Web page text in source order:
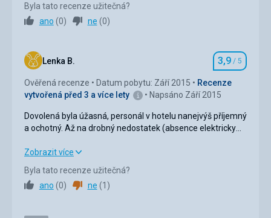
Ubytování
Služby 4,0/ 5
Cena
Byla tato recenze užitečná?
ano (0) ne (0)
Lenka B. Hodnocení
3,9 / 5
Ověřená recenze Datum pobytu: Září 2015
Recenze
vytvořená před 3 a více lety
Napsáno Září 2015
Dovolená byla úžasná, personál v hotelu nanejvýš příjemný
a ochotný. Až na drobný nedostatek (absence elektricky
neměl chybu. Hotel sice vzdálen od Termálního koupaliště
Dovolená byla úžasná, personál v hotelu nanejvýš příjemný
vyhřívaného "žebříku" na sušení prádla v koupelně) zájezd
neměl chybu. Hotel sice vzdálen od Termálního koupaliště
Zobrazit více
Byla tato recenze užitečná?
ano (0) ne (1 )